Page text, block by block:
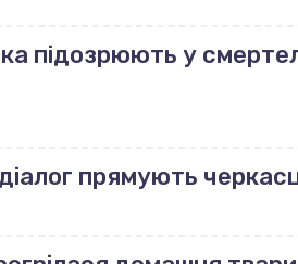
підозрюють у
прямують